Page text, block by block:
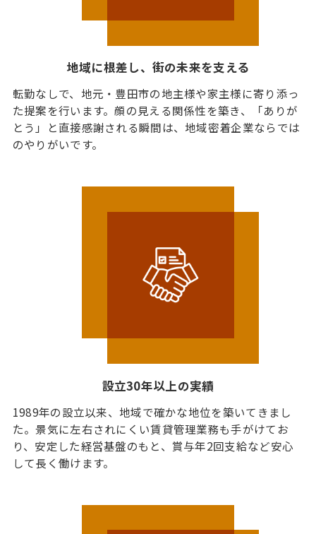
地域に根差し、街の未来を支える
転勤なしで、地元・豊田市の地主様や家主様に寄り添っ
た提案を行います。顔の見える関係性を築き、「ありが
とう」と直接感謝される瞬間は、地域密着企業ならでは
のやりがいです。
設立30年以上の実績
1989年の設立以来、地域で確かな地位を築いてきまし
た。景気に左右されにくい賃貸管理業務も手がけてお
り、安定した経営基盤のもと、賞与年2回支給など安心
して長く働けます。